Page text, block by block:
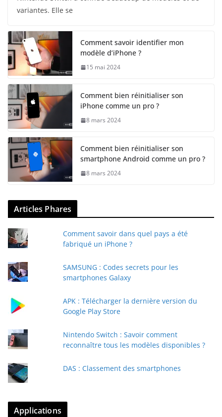
variantes. Elle se
Comment savoir identifier mon
modèle d’iPhone ?
15 mai 2024
Comment bien réinitialiser son
iPhone comme un pro ?
8 mars 2024
Comment bien réinitialiser son
smartphone Android comme un pro ?
8 mars 2024
Articles Phares
Comment savoir dans quel pays a été
fabriqué un iPhone ?
SAMSUNG : Codes secrets pour les
smartphones Galaxy
APK : Télécharger la dernière version du
Google Play Store
Nintendo Switch : Savoir comment
reconnaître tous les modèles disponibles ?
DAS : Classement des smartphones
Applications